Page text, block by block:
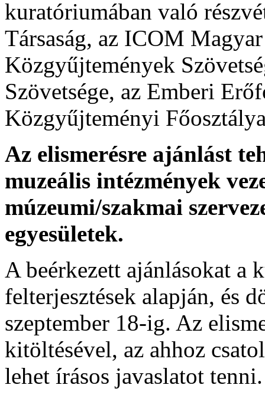
kuratóriumában való
Társaság, az ICOM
Közgyűjtemények
Szövetsége, az Emberi
Közgyűjteményi
Az elismerésre ajánlást
muzeális intézmények
múzeumi/szakmai
egyesületek.
A beérkezett ajánlásokat a
felterjesztések alapján, és
szeptember 18-ig. Az
kitöltésével, az ahhoz
lehet írásos javaslatot tenni.